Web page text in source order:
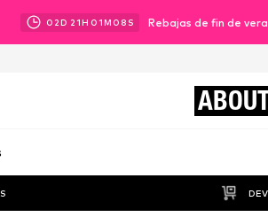
02D 21H 01M 06 S Rebajas de fin de